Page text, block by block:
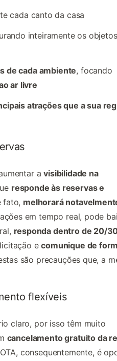
cada canto da casa
inteiramente os
de cada ambiente, focando
ar livre
atrações que a sua
avisibilidade na
responde às reservas e
fato, melhorará
em tempo real, pode
responda dentro de 20/
ecomunique de
são precauções que, a
flexíveis
claro, por isso têm muito
cancelamento gratuito da
consequentemente, é